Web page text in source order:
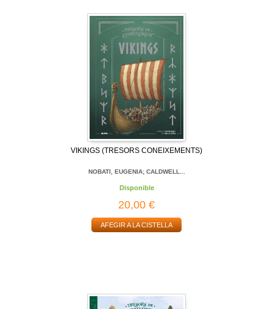
VIKINGS (TRESORS CONEIXEMENTS)
NOBATI, EUGENIA; CALDWELL...
Disponible
20,00 €
AFEGIR A LA CISTELLA